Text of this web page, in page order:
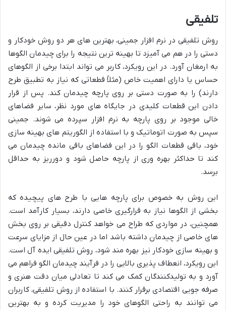
تلفیقی
روش تلفیقی در نرم افزار جمینی، بهترین های هر دو روش خودکار و
دستی را در هم می آمیزد تا بهینه ترین نتیجه را برای چیدمان الگوها
به ارمغان آورد. در این رویکرد، کاربر می تواند ابتدا برخی از الگوهای
حساس یا دارای اهمیت خاص (مثلاً قطعاتی که نیاز به تطبیق طرح
دارند) را به صورت دستی بر روی پارچه چیدمان کند. پس از قرار
دادن این قطعات کلیدی در جایگاه های مورد نظر، سایر فضاهای
خالی موجود بر روی پارچه به نرم افزار سپرده می شوند. جمینی
سپس به صورت اتوماتیک و با استفاده از الگوریتم های بهینه سازی
خود، باقی قطعات الگو را در این فضاهای باقی مانده چیدمان می
کند تا حداکثر بهره وری از پارچه حاصل شود و دورریز به حداقل
برسد.
این روش به خصوص برای پارچه هایی با طرح های پیچیده که
بخشی از الگوها نیاز به قرارگیری خاصی دارند، بسیار کارآمد است.
همچنین، در مواردی که طراح می خواهد کنترل دقیقی بر روی بخش
های خاصی از چیدمان داشته باشد اما در عین حال از مزایای سرعت
و بهینه سازی خودکار نیز بهره مند شود، روش تلفیقی ایده آل است.
این رویکرد، انعطاف پذیری بالایی را در فرآیند چیدمان الگو فراهم می
آورد و به تولیدکنندگان کمک می کند تا تعادلی میان دقت هنری و
صرفه جویی اقتصادی برقرار کنند. با استفاده از روش تلفیقی، کاربران
می توانند به راحتی الگوهای خود را مدیریت کرده و به بهترین